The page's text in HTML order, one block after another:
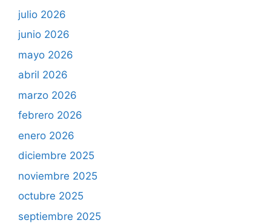
julio 2026
junio 2026
mayo 2026
abril 2026
marzo 2026
febrero 2026
enero 2026
diciembre 2025
noviembre 2025
octubre 2025
septiembre 2025